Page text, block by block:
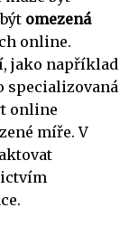
omezená
online.
jako například
specializovaná
online
míře. V